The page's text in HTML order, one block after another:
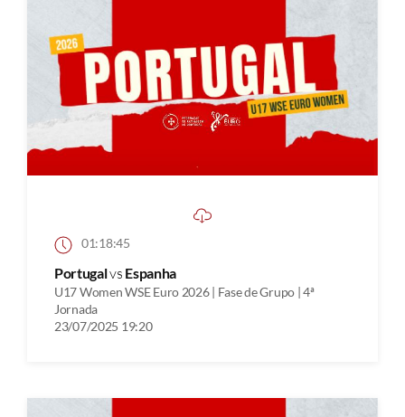
01:18:45
Portugalvs Espanha
U17 Women WSE Euro 2026 | Fase de Grupo | 4ª
Jornada
23/07/2025 19:20